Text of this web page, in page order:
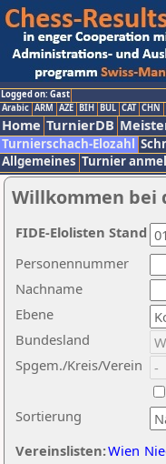
Logged on: Gast
Arabic ARM AZE BIH BUL CAT CHN
Home TurnierDB
Turnierschach-Elozahl
Allgemeines Turnier
Willkommen bei
Nachname
Ebene
Sortierung
Personennummer
Bundesland
Spgem./Kreis/Verein
Vereinslisten:Wien
FIDE-Elolisten Stand